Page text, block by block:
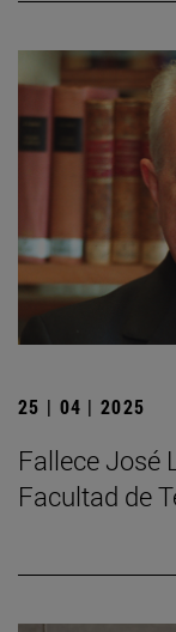
25 | 04 | 2025
Fallece José
Facultad de